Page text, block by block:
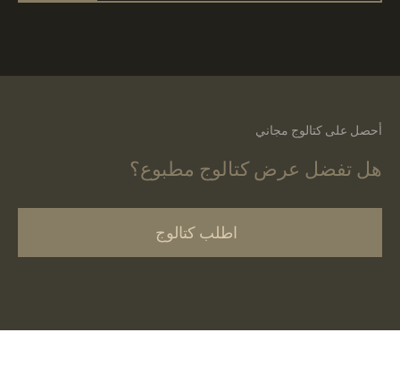
أحصل على كتالوج مجاني
هل تفضل عرض كتالوج مطبوع؟
اطلب كتالوج